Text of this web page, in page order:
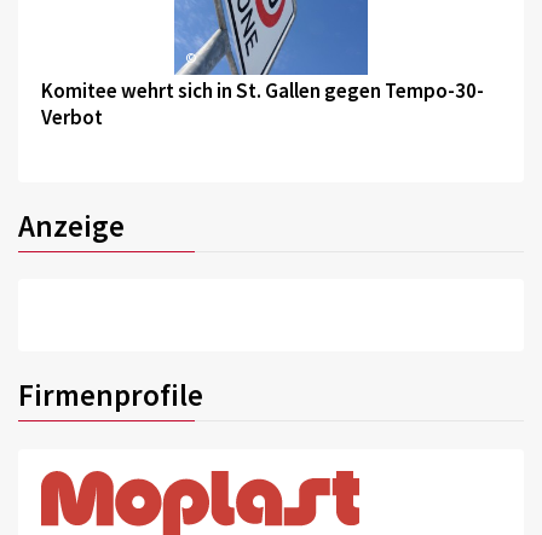
©
Komitee wehrt sich in St. Gallen gegen Tempo-30-
Verbot
Anzeige
Firmenprofile